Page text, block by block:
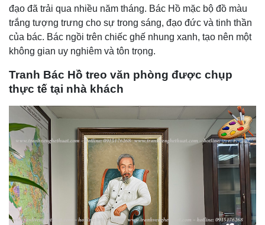
đạo đã trải qua nhiều năm tháng. Bác Hồ mặc bộ đồ màu
trắng tượng trưng cho sự trong sáng, đạo đức và tinh thần
của bác. Bác ngồi trên chiếc ghế nhung xanh, tạo nên một
không gian uy nghiêm và tôn trọng.
Tranh Bác Hồ treo văn phòng được chụp
thực tế tại nhà khách